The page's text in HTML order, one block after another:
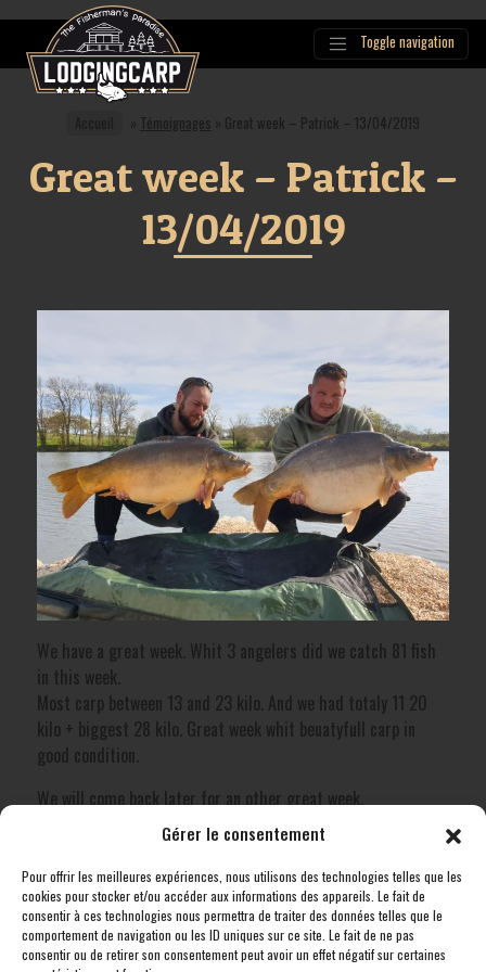
Gérer le consentement
Pour offrir les meilleures expériences, nous utilisons des technologies telles que les
cookies pour stocker et/ou accéder aux informations des appareils. Le fait de
consentir à ces technologies nous permettra de traiter des données telles que le
comportement de navigation ou les ID uniques sur ce site. Le fait de ne pas
consentir ou de retirer son consentement peut avoir un effet négatif sur certaines
Main
Navigation
Toggle navigation
Témoignages Great week – Patrick – 13/04/2019
Great week – Patrick –
13/04/2019
We have a great week. Whit 3 angelers did we catch 81 fish
in this week.
Most carp between 13 and 23 kilo. And we had totaly 11 20
kilo + biggest 28 kilo. Great week whit beuatyfull carp in
good condition.
We will come back later for an other great week.
Note: